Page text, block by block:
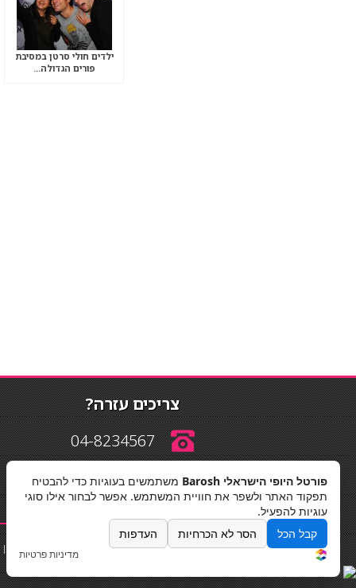
ילדים חולי סרטן במסיבת
פורים הגדולה…
צריכים עזרה?
04-8234567
info@barosh.co.il
החלקות שיער|תאורה לבית|פאות ותוספות שיער |
פורטל היופי הישראלי Barosh
משתמשים בעוגיות כדי להבטיח
תפקוד האתר ולשפר את חוויית המשתמש. אפשר לבחור אילו סוגי
עוגיות להפעיל.
קבל הכל
הסר לא הכרחיות העדפות
מדיניות פרטיות